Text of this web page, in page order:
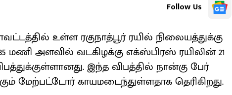
Follow Us
உள்ள ரகுநாத்பூர் ரயில் நிலையத்துக்கு
மணி அளவில் வடகிழக்கு எக்ஸ்பிரஸ் ரயிலின் 21
இந்த விபத்தில் நான்கு பேர்
மேற்பட்டோர் காயமடைந்துள்ளதாக தெரிகிறது.